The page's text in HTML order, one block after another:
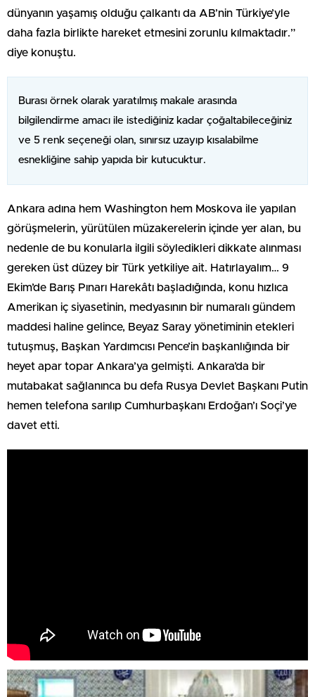
dünyanın yaşamış olduğu çalkantı da AB’nin Türkiye’yle
daha fazla birlikte hareket etmesini zorunlu kılmaktadır.”
diye konuştu.
Burası örnek olarak yaratılmış makale arasında
bilgilendirme amacı ile istediğiniz kadar çoğaltabileceğiniz
ve 5 renk seçeneği olan, sınırsız uzayıp kısalabilme
esnekliğine sahip yapıda bir kutucuktur.
Ankara adına hem Washington hem Moskova ile yapılan
görüşmelerin, yürütülen müzakerelerin içinde yer alan, bu
nedenle de bu konularla ilgili söyledikleri dikkate alınması
gereken üst düzey bir Türk yetkiliye ait. Hatırlayalım… 9
Ekim’de Barış Pınarı Harekâtı başladığında, konu hızlıca
Amerikan iç siyasetinin, medyasının bir numaralı gündem
maddesi haline gelince, Beyaz Saray yönetiminin etekleri
tutuşmuş, Başkan Yardımcısı Pence’in başkanlığında bir
heyet apar topar Ankara’ya gelmişti. Ankara’da bir
mutabakat sağlanınca bu defa Rusya Devlet Başkanı Putin
hemen telefona sarılıp Cumhurbaşkanı Erdoğan’ı Soçi’ye
davet etti.